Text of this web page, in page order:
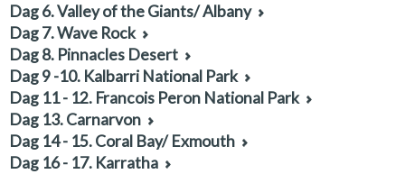
Dag 6. Valley of the Giants/ Albany
Dag 7. Wave Rock
Dag 8. Pinnacles Desert
Dag 9 -10. Kalbarri National Park
Dag 11 - 12. Francois Peron National Park
Dag 13. Carnarvon
Dag 14 - 15. Coral Bay/ Exmouth
Dag 16 - 17. Karratha